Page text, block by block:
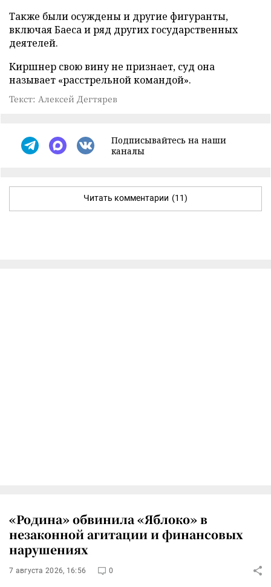
Также были осуждены и другие фигуранты,
включая Баеса и ряд других государственных
деятелей.
Киршнер свою вину не признает, суд она
называет «расстрельной командой».
Текст: Алексей Дегтярев
Подписывайтесь на наши
каналы
Читать комментарии (11)
«Родина» обвинила «Яблоко» в
незаконной агитации и финансовых
нарушениях
7 августа 2026, 16:56 0